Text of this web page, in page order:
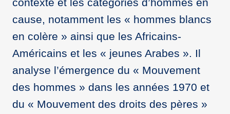
cause, notamment les « hommes blancs
en colère » ainsi que les Africains-
Américains et les « jeunes Arabes ». Il
analyse l’émergence du « Mouvement
des hommes » dans les années 1970 et
du « Mouvement des droits des pères »